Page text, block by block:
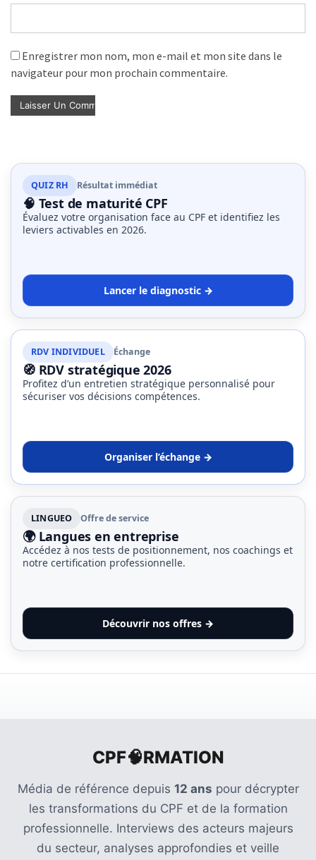
Enregistrer mon nom, mon e-mail et mon site dans le
navigateur pour mon prochain commentaire.
QUIZ RH Résultat immédiat
🧠 Test de maturité CPF
Évaluez votre organisation face au CPF et identifiez les
leviers activables en 2026.
Lancer le diagnostic →
RDV INDIVIDUEL Échange
🧭 RDV stratégique 2026
Profitez d’un entretien stratégique personnalisé pour
sécuriser vos décisions compétences.
Organiser l’échange →
LINGUEO Offre de service
🌍 Langues en entreprise
Accédez à nos tests de positionnement, nos coachings et
notre certification professionnelle.
Découvrir nos offres →
CPF🧠RMATION
Média de référence depuis 12 ans pour décrypter
les transformations du CPF et de la formation
professionnelle. Interviews des acteurs majeurs
du secteur, analyses approfondies et veille